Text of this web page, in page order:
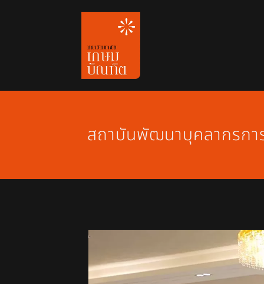
สถาบันพัฒนาบุคลากรก